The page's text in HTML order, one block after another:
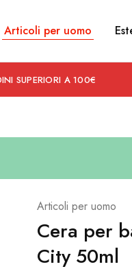
Articoli per uomo
SUPERIORI A 100€
Articoli per uomo
Cera per
City 50ml